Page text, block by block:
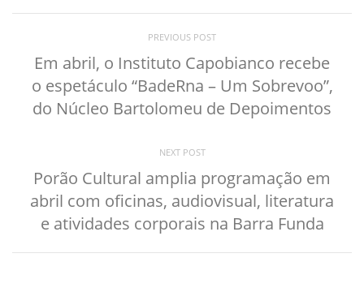
PREVIOUS POST
Em abril, o Instituto Capobianco recebe
o espetáculo “BadeRna – Um Sobrevoo”,
do Núcleo Bartolomeu de Depoimentos
NEXT POST
Porão Cultural amplia programação em
abril com oficinas, audiovisual, literatura
e atividades corporais na Barra Funda